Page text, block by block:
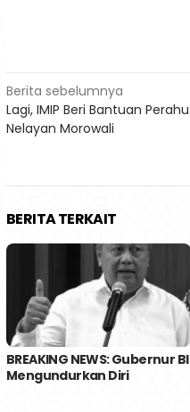
Navigasi
pos
Berita sebelumnya
Lagi, IMIP Beri Bantuan Perahu
Nelayan Morowali
BERITA TERKAIT
BREAKING NEWS: Gubernur BI
Mengundurkan Diri